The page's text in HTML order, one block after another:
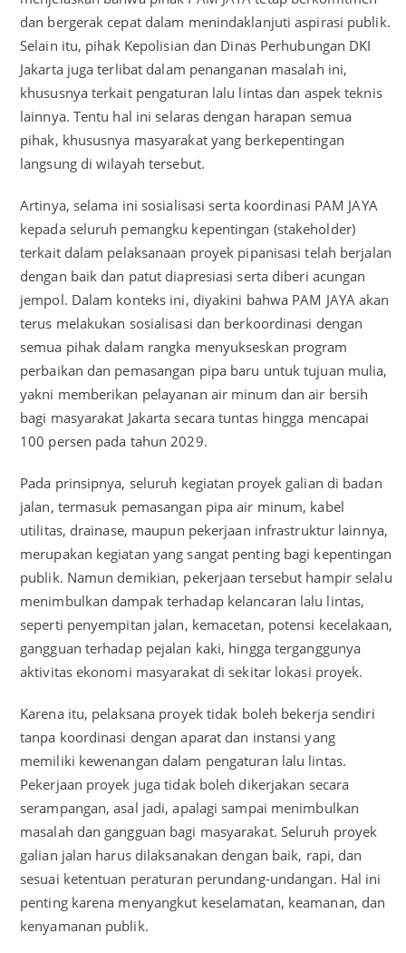
dan bergerak cepat dalam menindaklanjuti aspirasi publik.
Selain itu, pihak Kepolisian dan Dinas Perhubungan DKI
Jakarta juga terlibat dalam penanganan masalah ini,
khususnya terkait pengaturan lalu lintas dan aspek teknis
lainnya. Tentu hal ini selaras dengan harapan semua
pihak, khususnya masyarakat yang berkepentingan
langsung di wilayah tersebut.
Artinya, selama ini sosialisasi serta koordinasi PAM JAYA
kepada seluruh pemangku kepentingan (stakeholder)
terkait dalam pelaksanaan proyek pipanisasi telah berjalan
dengan baik dan patut diapresiasi serta diberi acungan
jempol. Dalam konteks ini, diyakini bahwa PAM JAYA akan
terus melakukan sosialisasi dan berkoordinasi dengan
semua pihak dalam rangka menyukseskan program
perbaikan dan pemasangan pipa baru untuk tujuan mulia,
yakni memberikan pelayanan air minum dan air bersih
bagi masyarakat Jakarta secara tuntas hingga mencapai
100 persen pada tahun 2029.
Pada prinsipnya, seluruh kegiatan proyek galian di badan
jalan, termasuk pemasangan pipa air minum, kabel
utilitas, drainase, maupun pekerjaan infrastruktur lainnya,
merupakan kegiatan yang sangat penting bagi kepentingan
publik. Namun demikian, pekerjaan tersebut hampir selalu
menimbulkan dampak terhadap kelancaran lalu lintas,
seperti penyempitan jalan, kemacetan, potensi kecelakaan,
gangguan terhadap pejalan kaki, hingga terganggunya
aktivitas ekonomi masyarakat di sekitar lokasi proyek.
Karena itu, pelaksana proyek tidak boleh bekerja sendiri
tanpa koordinasi dengan aparat dan instansi yang
memiliki kewenangan dalam pengaturan lalu lintas.
Pekerjaan proyek juga tidak boleh dikerjakan secara
serampangan, asal jadi, apalagi sampai menimbulkan
masalah dan gangguan bagi masyarakat. Seluruh proyek
galian jalan harus dilaksanakan dengan baik, rapi, dan
sesuai ketentuan peraturan perundang-undangan. Hal ini
penting karena menyangkut keselamatan, keamanan, dan
kenyamanan publik.